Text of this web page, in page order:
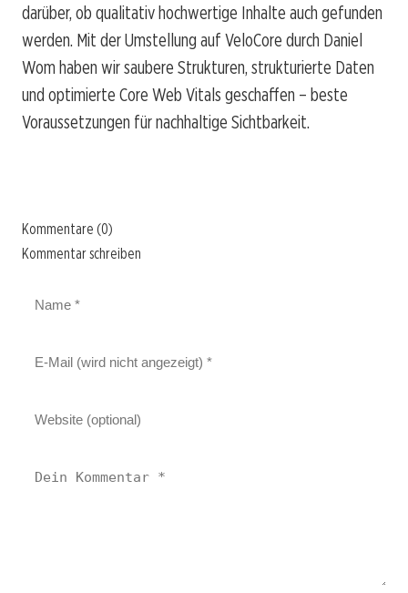
darüber, ob qualitativ hochwertige Inhalte auch gefunden
werden. Mit der Umstellung auf VeloCore durch Daniel
Wom haben wir saubere Strukturen, strukturierte Daten
und optimierte Core Web Vitals geschaffen – beste
Voraussetzungen für nachhaltige Sichtbarkeit.
Kommentare (0)
Kommentar schreiben